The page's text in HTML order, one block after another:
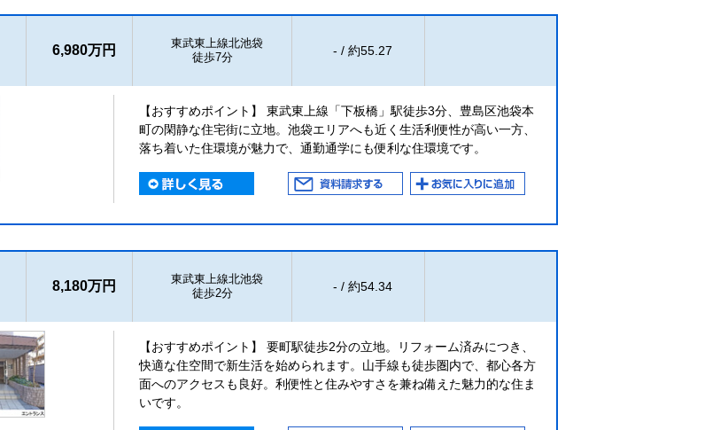
6,980万円
東武東上線北池袋
徒歩7分
- / 約55.27
【おすすめポイント】 東武東上線「下板橋」駅徒歩3分、豊島区池袋本
町の閑静な住宅街に立地。池袋エリアへも近く生活利便性が高い一方、
落ち着いた住環境が魅力で、通勤通学にも便利な住環境です。
8,180万円
東武東上線北池袋
徒歩2分
- / 約54.34
【おすすめポイント】 要町駅徒歩2分の立地。リフォーム済みにつき、
快適な住空間で新生活を始められます。山手線も徒歩圏内で、都心各方
面へのアクセスも良好。利便性と住みやすさを兼ね備えた魅力的な住ま
いです。